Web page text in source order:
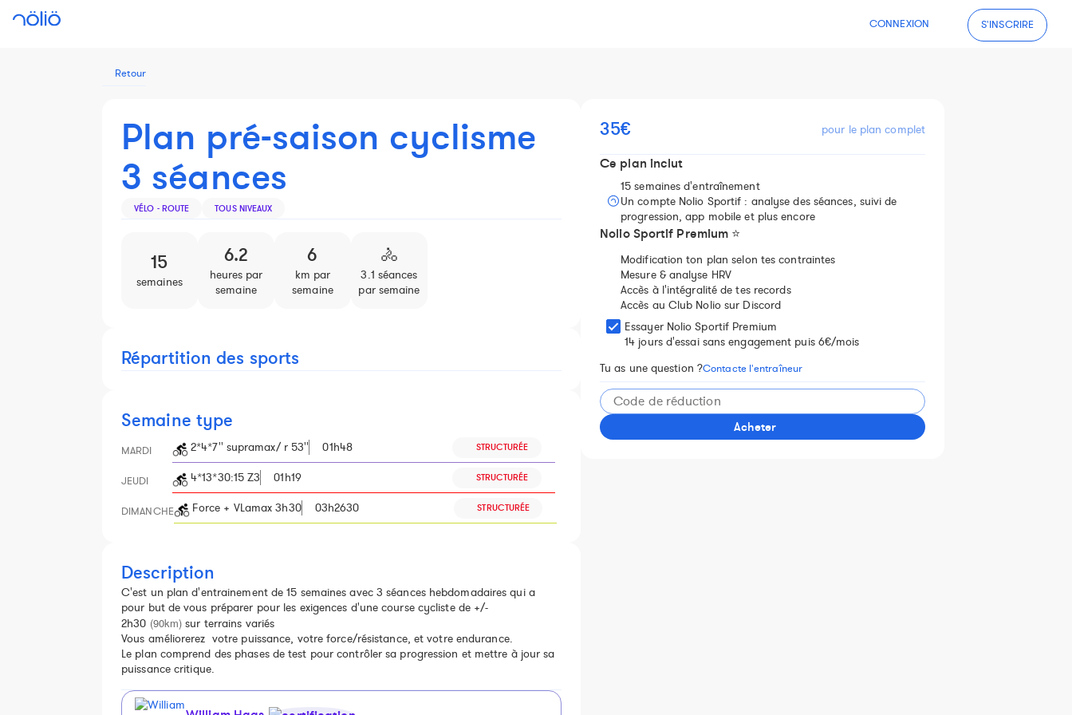
CONNEXION S'INSCRIRE
Retour
Plan pré-saison cyclisme
3 séances
VÉLO - ROUTE TOUS NIVEAUX
15
semaines
6.2
heures par
semaine
6
km par
semaine
🚴
3.1 séances
par semaine
Répartition des sports
Semaine type
MARDI 2*4*7'' supramax/ r 53'' 01h48 STRUCTURÉE
JEUDI 4*13*30:15 Z3 01h19 STRUCTURÉE
DIMANCHE Force + VLamax 3h30 03h2630 STRUCTURÉE
Description
C'est un plan d'entrainement de 15 semaines avec 3 séances hebdomadaires qui a
pour but de vous préparer pour les exigences d'une course cycliste de +/-
2h30 (90km) sur terrains variés
Vous améliorerez votre puissance, votre force/résistance, et votre endurance.
Le plan comprend des phases de test pour contrôler sa progression et mettre à jour sa
puissance critique.
35€ pour le plan complet
Ce plan inclut
15 semaines d'entraînement
Un compte Nolio Sportif : analyse des séances, suivi de
progression, app mobile et plus encore
️️Nolio Sportif Premium ⭐
Modification ton plan selon tes contraintes
Mesure & analyse HRV
Accès à l'intégralité de tes records
Accès au Club Nolio sur Discord
Essayer Nolio Sportif Premium
14 jours d'essai sans engagement puis 6€/mois
Tu as une question ?Contacte l'entraîneur
Acheter